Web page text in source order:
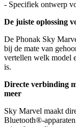
- Specifiek ontwerp
De juiste oplossing
De Phonak Sky
bij de mate van
vertellen welk model
is.
Directe verbinding
meer
Sky Marvel maakt
Bluetooth®-